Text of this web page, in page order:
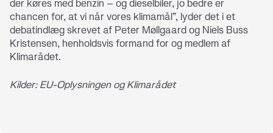
der køres med benzin – og dieselbiler, jo bedre er
chancen for, at vi når vores klimamål”, lyder det i et
debatindlæg skrevet af Peter Møllgaard og Niels Buss
Kristensen, henholdsvis formand for og medlem af
Klimarådet.
Kilder: EU-Oplysningen og Klimarådet